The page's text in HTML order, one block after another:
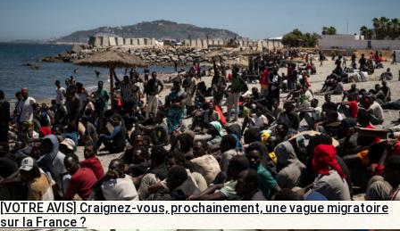
[VOTRE AVIS] Craignez-vous, prochainement, une vague migratoire
sur la France ?